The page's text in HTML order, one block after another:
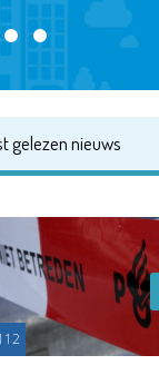
gelezen nieuws